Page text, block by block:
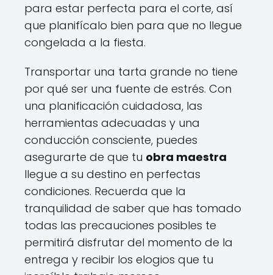
para estar perfecta para el corte, así
que planifícalo bien para que no llegue
congelada a la fiesta.
Transportar una tarta grande no tiene
por qué ser una fuente de estrés. Con
una planificación cuidadosa, las
herramientas adecuadas y una
conducción consciente, puedes
asegurarte de que tu obra maestra
llegue a su destino en perfectas
condiciones. Recuerda que la
tranquilidad de saber que has tomado
todas las precauciones posibles te
permitirá disfrutar del momento de la
entrega y recibir los elogios que tu